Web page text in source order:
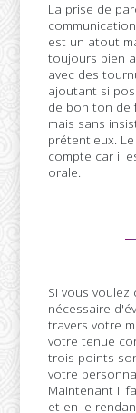
La prise de
est un atout
toujours bien
avec des
ajoutant si
de bon ton de
mais sans
prétentieux.
compte car il
orale.
Si vous
nécessaire
travers votre
votre tenue
trois points
votre
Maintenant il
et en le